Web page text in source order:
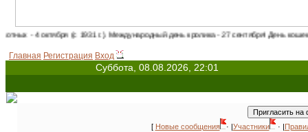
(с 1931 г.). Международный день кролика - 27 сентября! День кошек в России - 1
Главная Регистрация Вход
Суббота, 08.08.2026, 22:01
[ Новые сообщения · |Участники · |